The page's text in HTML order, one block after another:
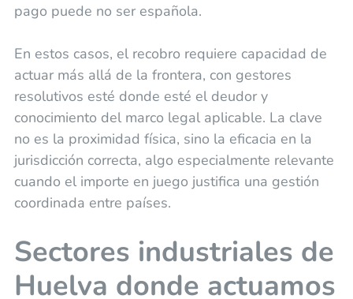
pago puede no ser española.
En estos casos, el recobro requiere capacidad de
actuar más allá de la frontera, con gestores
resolutivos esté donde esté el deudor y
conocimiento del marco legal aplicable. La clave
no es la proximidad física, sino la eficacia en la
jurisdicción correcta, algo especialmente relevante
cuando el importe en juego justifica una gestión
coordinada entre países.
Sectores industriales de
Huelva donde actuamos